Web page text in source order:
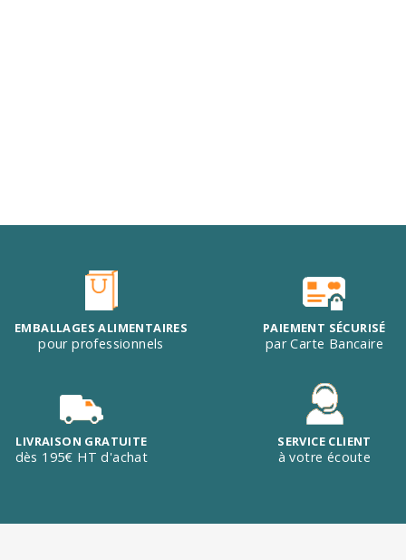
EMBALLAGES ALIMENTAIRES
pour professionnels
PAIEMENT SÉCURISÉ
par Carte Bancaire
LIVRAISON GRATUITE
dès 195€ HT d'achat
SERVICE CLIENT
à votre écoute